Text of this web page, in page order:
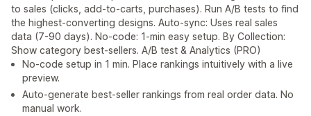
to sales (clicks, add-to-carts, purchases). Run A/B tests to find
the highest-converting designs. Auto-sync: Uses real sales
data (7-90 days). No-code: 1-min easy setup. By Collection:
Show category best-sellers. A/B test & Analytics (PRO)
No-code setup in 1 min. Place rankings intuitively with a live
preview.
Auto-generate best-seller rankings from real order data. No
manual work.